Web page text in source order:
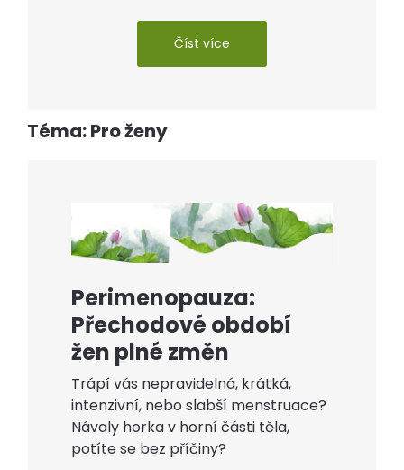
Číst více
Téma: Pro ženy
Perimenopauza:
Přechodové období
žen plné změn
Trápí vás nepravidelná, krátká,
intenzivní, nebo slabší menstruace?
Návaly horka v horní části těla,
potíte se bez příčiny?